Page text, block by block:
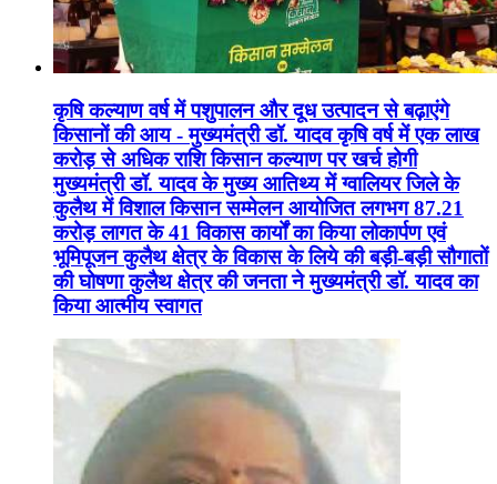
कृषि कल्याण वर्ष में पशुपालन और दूध उत्पादन से बढ़ाएंगे
किसानों की आय - मुख्यमंत्री डॉ. यादव कृषि वर्ष में एक लाख
करोड़ से अधिक राशि किसान कल्याण पर खर्च होगी
मुख्यमंत्री डॉ. यादव के मुख्य आतिथ्य में ग्वालियर जिले के
कुलैथ में विशाल किसान सम्मेलन आयोजित लगभग 87.21
करोड़ लागत के 41 विकास कार्यों का किया लोकार्पण एवं
भूमिपूजन कुलैथ क्षेत्र के विकास के लिये की बड़ी-बड़ी सौगातों
की घोषणा कुलैथ क्षेत्र की जनता ने मुख्यमंत्री डॉ. यादव का
किया आत्मीय स्वागत